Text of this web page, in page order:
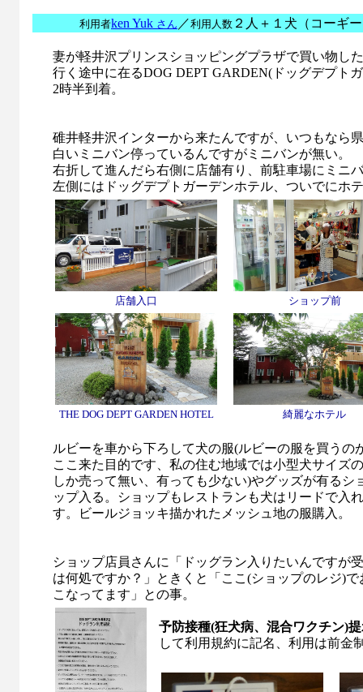
利用者ken Yuk さん ／利用人数 ２人＋１犬（コーギ
妻が軽井沢プリンスショッピングプラザで買い物し
行く途中に在るDOG DEPT GARDEN(ドッグデプト
2時半到着。
碓井軽井沢インターから来たんですが、いつもなら
白いミニバン停っているんですがミニバンが無い。
右折して進んだら右側に店舗有り、前駐車場にミニ
左側にはドッグデプトガーデンホテル、ついでにホ
店舗入口 ショップ前
THE DOG DEPT GARDEN HOTEL 綺麗なホテル
ルビーを車から下ろして犬の服(ルビーの服を買うの
ここ来た目的です、私の住む地域では小型犬サイズ
しか売って無い、有っても少ない)やグッズが有るシ
ップ入る。ショップもレストランも犬はリードで入
す。ビールジョッキ描かれたメッシュ地の服購入。
ショップ店員さんに「ドッグラン入りたいんですが
は何処ですか？」ときくと「ここ(ショップのレジ)で
こなってます」との事。
予防接種(狂犬病、混合ワクチン)
して利用規約に記名、利用は前金